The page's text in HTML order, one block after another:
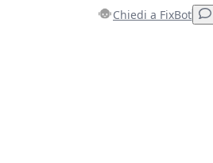
Chiedi a FixBot